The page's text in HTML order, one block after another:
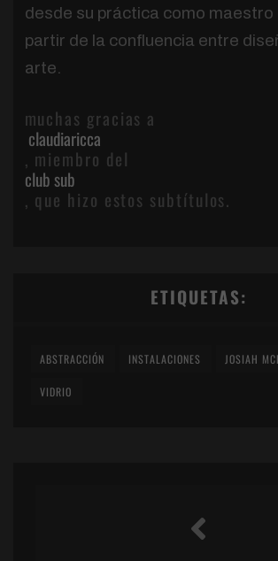
desde su práctica como maestro
partir de la confluencia entre
arte.
muchas gracias a
claudiaricca
, miembro del
club sub
, que hizo estos subtítulos.
ETIQUETAS:
ABSTRACCIÓN INSTALACIONES JOSIAH
VIDRIO